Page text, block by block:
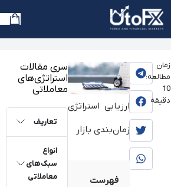
آموزش استراتژی های معاملاتی
زمان
مطالعه:
10
دقیقه
ارزیابی استراتژی
زمان‌بندی بازار
فهرست
سری مقالات
استراتژی‌های
معاملاتی
تعاریف
انواع
سبک‌های
معاملاتی